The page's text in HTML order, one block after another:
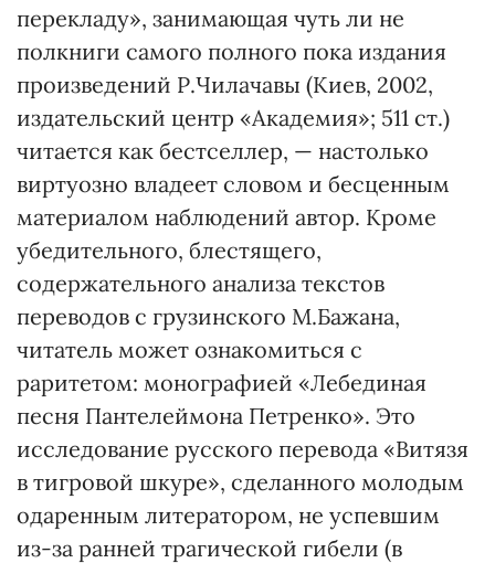
перекладу», занимающая чуть ли не
полкниги самого полного пока издания
произведений Р.Чилачавы (Киев, 2002,
издательский центр «Академия»; 511 ст.)
читается как бестселлер, — настолько
виртуозно владеет словом и бесценным
материалом наблюдений автор. Кроме
убедительного, блестящего,
содержательного анализа текстов
переводов с грузинского М.Бажана,
читатель может ознакомиться с
раритетом: монографией «Лебединая
песня Пантелеймона Петренко». Это
исследование русского перевода «Витязя
в тигровой шкуре», сделанного молодым
одаренным литератором, не успевшим
из-за ранней трагической гибели (в